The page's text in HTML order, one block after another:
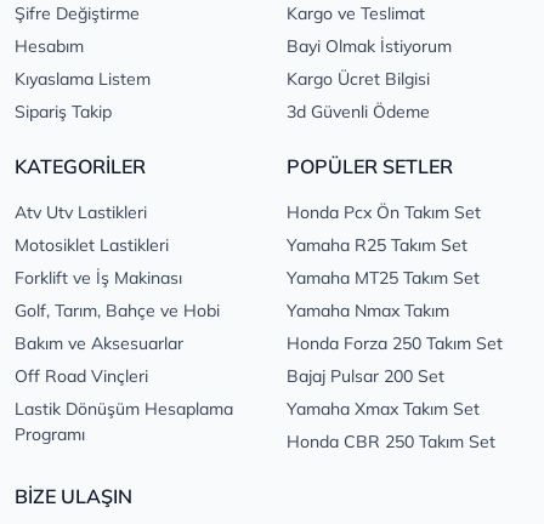
Şifre Değiştirme
Hesabım
Kıyaslama Listem
Sipariş Takip
Kargo ve Teslimat
Bayi Olmak İstiyorum
Kargo Ücret Bilgisi
3d Güvenli Ödeme
KATEGORİLER
Atv Utv Lastikleri
Motosiklet Lastikleri
Forklift ve İş Makinası
Golf, Tarım, Bahçe ve Hobi
Bakım ve Aksesuarlar
Off Road Vinçleri
Lastik Dönüşüm Hesaplama
Programı
POPÜLER SETLER
Honda Pcx Ön Takım Set
Yamaha R25 Takım Set
Yamaha MT25 Takım Set
Yamaha Nmax Takım
Honda Forza 250 Takım Set
Bajaj Pulsar 200 Set
Yamaha Xmax Takım Set
Honda CBR 250 Takım Set
BİZE ULAŞIN